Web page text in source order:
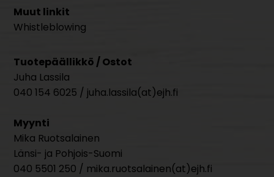
Muut linkit
Whistleblowing
Tuotepäällikkö / Ostot
Juha Lassila
040 154 6025 / juha.lassila(at)ejh.fi
Myynti
Mika Ruotsalainen
Länsi- ja Pohjois-Suomi
040 5501 250 / mika.ruotsalainen(at)ejh.fi